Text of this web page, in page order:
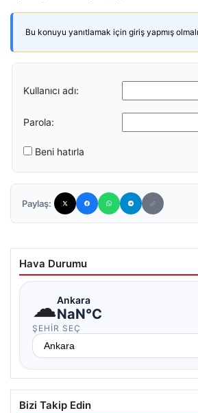
Bu konuyu yanıtlamak için giriş yapmış
Kullanıcı adı:
Parola:
Beni hatırla
Paylaş:
Hava Durumu
☁Ankara
NaN°C
ŞEHIR SEÇ
Bizi Takip Edin